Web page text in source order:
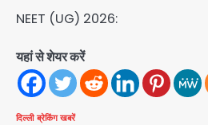
NEET (UG) 2026:
यहां से शेयर करें
दिल्ली ब्रेकिंग खबरें